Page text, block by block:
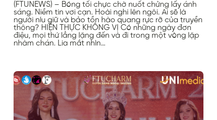
(FTUNEWS) – Bóng tối chực chờ nuốt chửng lấy ánh
sáng. Niềm tin vơi cạn. Hoài nghi lên ngôi. Ai sẽ là
người níu giữ và bảo tồn hào quang rực rỡ của truyền
thông? HIỆN THỰC KHÔNG VỊ Có những ngày đơn
điệu, mọi thứ lẳng lặng đến và đi trong một vòng lặp
nhàm chán. Lia mắt nhìn…